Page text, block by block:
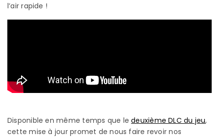
l’air rapide !
Disponible en même temps que ledeuxième DLC du jeu,
cette mise à jour promet de nous faire revoir nos